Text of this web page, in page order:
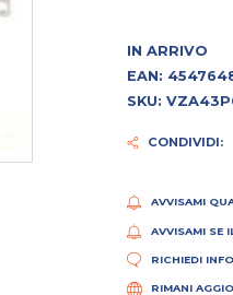
IN ARRIVO
EAN:
SKU:
CONDIVIDI:
AVVISAMI
AVVISAMI SE
RICHIEDI
RIMANI